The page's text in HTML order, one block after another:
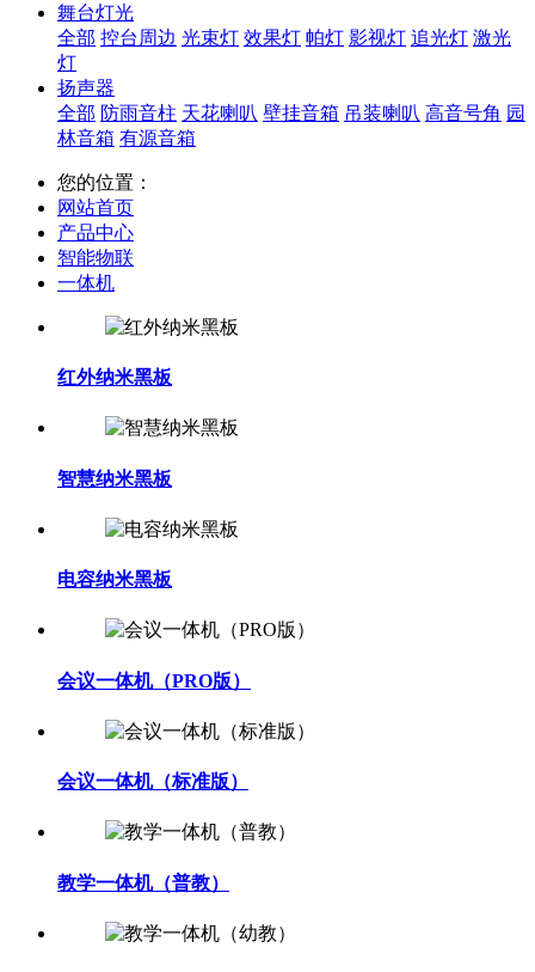
舞台灯光
全部 控台周边 光束灯 效果灯 帕灯 影视灯 追光灯 激光
灯
扬声器
全部 防雨音柱 天花喇叭 壁挂音箱 吊装喇叭 高音号角 园
林音箱 有源音箱
您的位置：
网站首页
产品中心
智能物联
一体机
红外纳米黑板
智慧纳米黑板
电容纳米黑板
会议一体机（PRO版）
会议一体机（标准版）
教学一体机（普教）